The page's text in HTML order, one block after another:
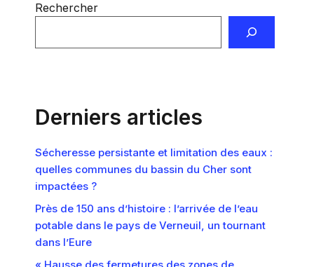
Rechercher
Derniers articles
Sécheresse persistante et limitation des eaux :
quelles communes du bassin du Cher sont
impactées ?
Près de 150 ans d’histoire : l’arrivée de l’eau
potable dans le pays de Verneuil, un tournant
dans l’Eure